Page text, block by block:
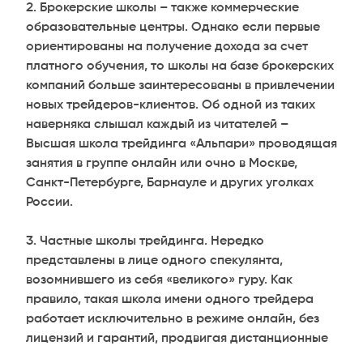
Брокерские школы – также коммерческие
образовательные центры. Однако если первые
ориентированы на получение дохода за счет
платного обучения, то школы на базе брокерских
компаний больше заинтересованы в привлечении
новых трейдеров-клиентов. Об одной из таких
наверняка слышал каждый из читателей –
Высшая школа трейдинга «Альпари» проводящая
занятия в группе онлайн или очно в Москве,
Санкт-Петербурге, Барнауле и других уголках
России.
Частные школы трейдинга. Нередко
представлены в лице одного спекулянта,
возомнившего из себя «великого» гуру. Как
правило, такая школа имени одного трейдера
работает исключительно в режиме онлайн, без
лицензий и гарантий, продвигая дистанционные